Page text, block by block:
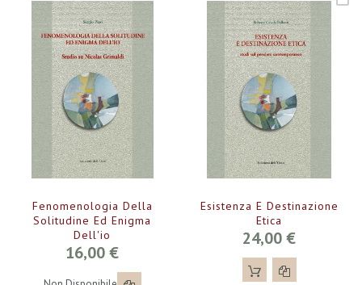
Fenomenologia Della
Solitudine Ed Enigma
Dell'io
16,00 €
Esistenza E Destinazione
Etica
24,00 €